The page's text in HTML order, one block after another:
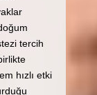
tercih
hızlı etki